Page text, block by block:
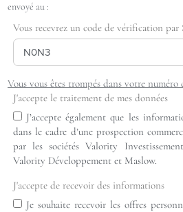
envoyé au :
Vous recevrez un code de vérification par
Vous vous êtes trompés dans votre numéro
J'accepte le traitement de mes données
J’accepte également que les
dans le cadre d’une prospection
par les sociétés Valority
Valority Développement et Maslow.
J'accepte de recevoir des informations
Je souhaite recevoir les offres